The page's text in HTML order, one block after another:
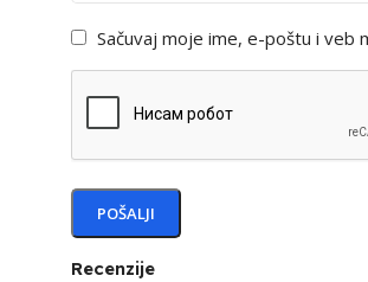
Recenzije
Sačuvaj moje ime, e-poštu i veb